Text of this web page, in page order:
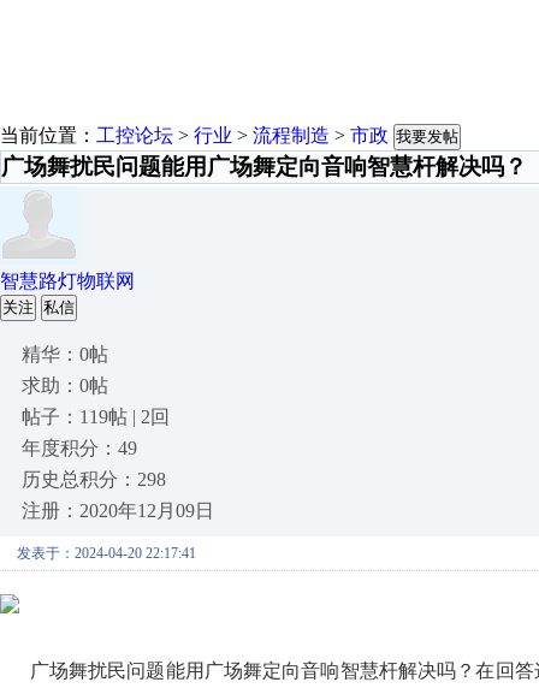
当前位置： 工控论坛 > 行业 > 流程制造 > 市政 我要发帖
广场舞扰民问题能用广场舞定向音响智慧杆解决吗？
智慧路灯物联网
关注 私信
精华：0帖
求助：0帖
帖子：119帖 | 2回
年度积分：49
历史总积分：298
注册：2020年12月09日
发表于：2024-04-20 22:17:41
广场舞扰民问题能用广场舞定向音响智慧杆解决吗？在回答